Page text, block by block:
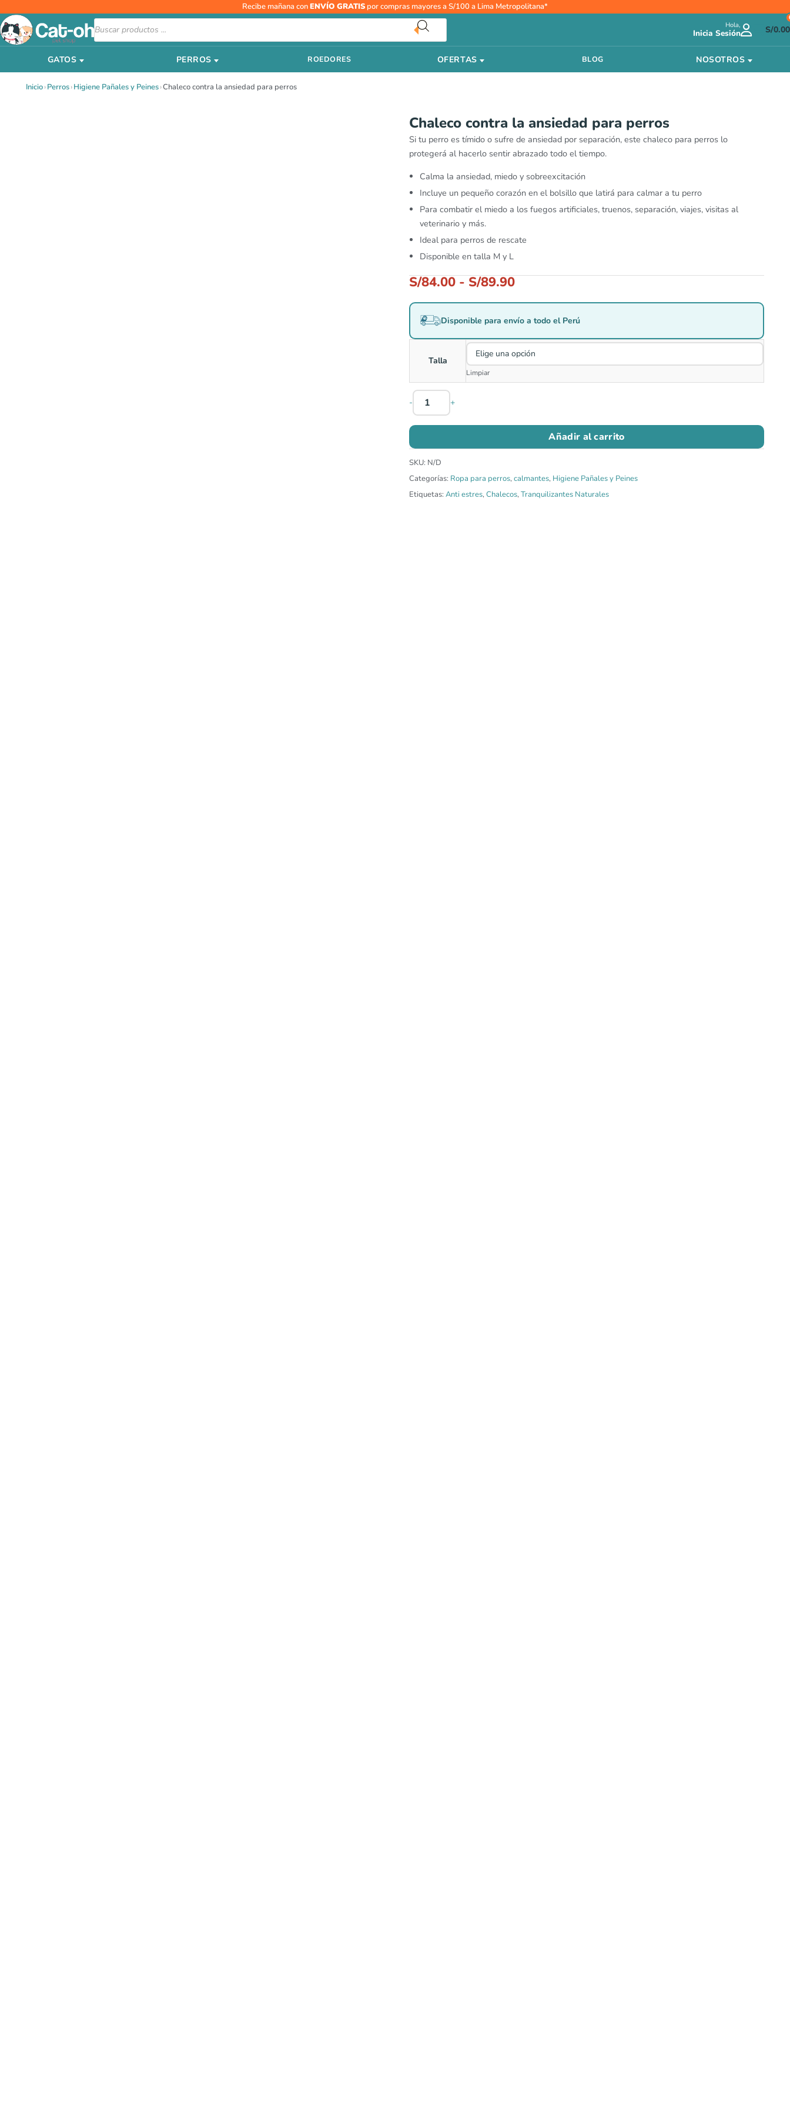
al
contenido
Recibe mañana conENVÍO GRATIS por compras mayores a S/100 a Lima Metropolitana*
Búsqueda
de
productos
Hola,
Inicia Sesión S/0.00
GATOS PERROS ROEDORES OFERTAS BLOG NOSOTROS
Inicio›Perros›Higiene Pañales y Peines›Chaleco contra la ansiedad para perros
Chaleco contra la ansiedad para perros
Si tu perro es tímido o sufre de ansiedad por separación, este chaleco para perros lo
protegerá al hacerlo sentir abrazado todo el tiempo.
Calma la ansiedad, miedo y sobreexcitación
Incluye un pequeño corazón en el bolsillo que latirá para calmar a tu perro
Para combatir el miedo a los fuegos artificiales, truenos, separación, viajes, visitas al
veterinario y más.
Ideal para perros de rescate
Disponible en talla M y L
S/84.00 - S/89.90
Rango
de
desde
hasta
Disponible para envío a todo el Perú
Talla
Limpiar
-
Chaleco
contra
la
ansiedad
perros
+
Añadir al carrito
SKU: N/D
Categorías: Ropa para perros,calmantes, Higiene Pañales y Peines
Etiquetas: Anti estres,Chalecos,Tranquilizantes Naturales